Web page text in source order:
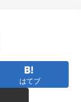
はてブ